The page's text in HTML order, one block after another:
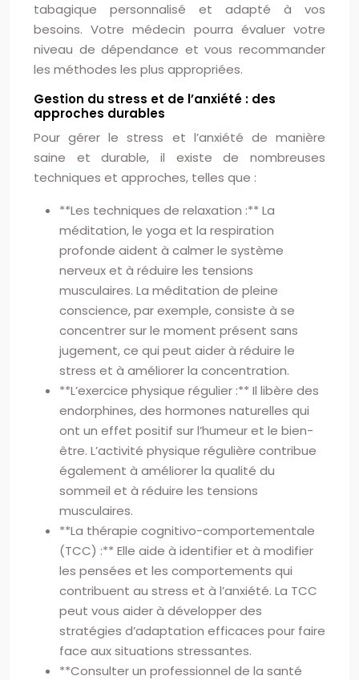
tabagique personnalisé et adapté à vos
besoins. Votre médecin pourra évaluer votre
niveau de dépendance et vous recommander
les méthodes les plus appropriées.
Gestion du stress et de l’anxiété : des
approches durables
Pour gérer le stress et l’anxiété de manière
saine et durable, il existe de nombreuses
techniques et approches, telles que :
**Les techniques de relaxation :** La
méditation, le yoga et la respiration
profonde aident à calmer le système
nerveux et à réduire les tensions
musculaires. La méditation de pleine
conscience, par exemple, consiste à se
concentrer sur le moment présent sans
jugement, ce qui peut aider à réduire le
stress et à améliorer la concentration.
**L’exercice physique régulier :** Il libère des
endorphines, des hormones naturelles qui
ont un effet positif sur l’humeur et le bien-
être. L’activité physique régulière contribue
également à améliorer la qualité du
sommeil et à réduire les tensions
musculaires.
**La thérapie cognitivo-comportementale
(TCC) :** Elle aide à identifier et à modifier
les pensées et les comportements qui
contribuent au stress et à l’anxiété. La TCC
peut vous aider à développer des
stratégies d’adaptation efficaces pour faire
face aux situations stressantes.
**Consulter un professionnel de la santé